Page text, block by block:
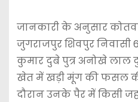
जानकारी के अनुसार
जुगराजपुर शिवपुर निवासी
कुमार दुबे पुत्र अनोखे लाल
खेत में खड़ी मूंग की फसल
दौरान उनके पैर में किसी